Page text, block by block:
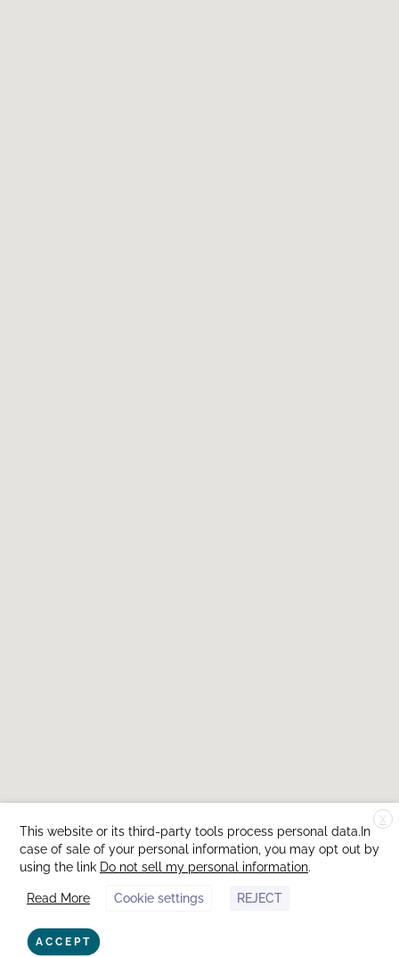
X
This website or its third-party tools process personal data.In
case of sale of your personal information, you may opt out by
using the link Do not sell my personal information.
Read More Cookie settings REJECT
ACCEPT